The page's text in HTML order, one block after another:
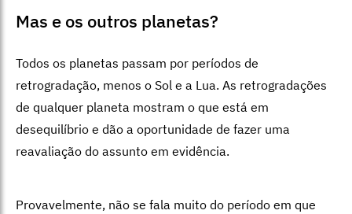
Mas e os outros planetas?
Todos os planetas passam por períodos de
retrogradação, menos o Sol e a Lua. As retrogradações
de qualquer planeta mostram o que está em
desequilíbrio e dão a oportunidade de fazer uma
reavaliação do assunto em evidência.
Provavelmente, não se fala muito do período em que